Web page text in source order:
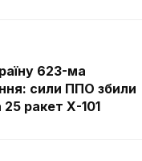
623-ма
сили ППО збили
ракет Х-101